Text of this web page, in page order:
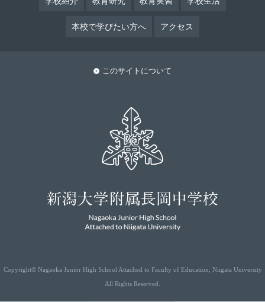
本校で学びたい方へ アクセス
このサイトについて
Copyright© Nagaoka Junior High School Attached to Faculty of Education, Niigata University
All Rights Reserved.